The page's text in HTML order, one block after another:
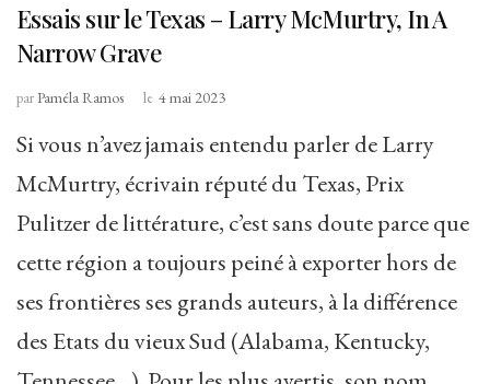
Essais sur le Texas – Larry McMurtry, In A
Narrow Grave
parPaméla Ramos le 4 mai 2023
Si vous n’avez jamais entendu parler de Larry
McMurtry, écrivain réputé du Texas, Prix
Pulitzer de littérature, c’est sans doute parce que
cette région a toujours peiné à exporter hors de
ses frontières ses grands auteurs, à la différence
des Etats du vieux Sud (Alabama, Kentucky,